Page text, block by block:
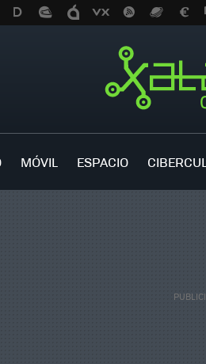
MÓVIL ESPACIO